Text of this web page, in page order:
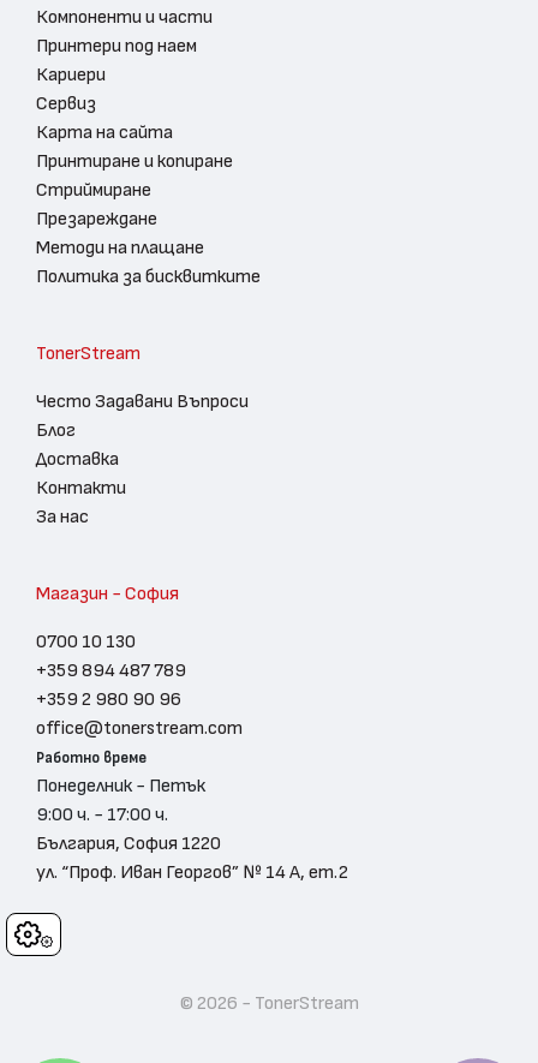
Cookies
Компоненти и части
Принтери под наем
Кариери
Сервиз
Карта на сайта
Принтиране и копиране
Стриймиране
Презареждане
Методи на плащане
Политика за бисквитките
TonerStream
Често Задавани Въпроси
Блог
Доставка
Контакти
За нас
Магазин - София
0700 10 130
+359 894 487 789
+359 2 980 90 96
office@tonerstream.com
Работно време
Понеделник - Петък
9:00 ч. - 17:00 ч.
България, София 1220
ул. “Проф. Иван Георгов” № 14 А, ет.2
© 2026 - TonerStream